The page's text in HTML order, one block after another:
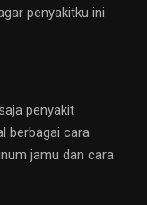
penyakitku ini
penyakit
berbagai cara
jamu dan cara